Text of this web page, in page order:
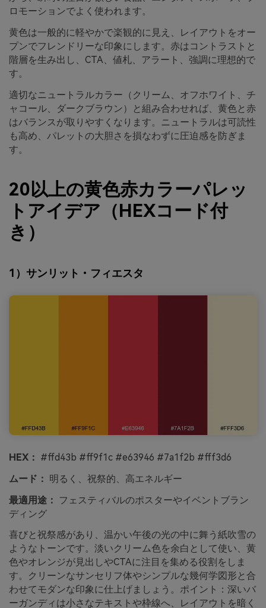
ロモーションでよく使われます。
黄色は一般的に軽やかで楽観的に見え、レイアウトをオー
プンでフレンドリーな印象にします。赤はコントラストと
階層を生み出し、CTA、値札、アラート、強調に理想的で
す。
適切なニュートラルカラー（クリーム、オフホワイト、チ
ャコール、ダークブラウン）と組み合わせれば、黄色と赤
はバランスが取りやすくなります。ニュートラルは可読性
も高め、パレットの大胆さを損なわずに圧迫感を防ぎま
す。
20以上の黄色赤カラーパレッ
トアイデア（HEXコード付
き）
1）サンリット・フィエスタ
HEX： #ffd43b #ff9f1c #e63946 #7a1f2b #fff3d6
ムード： 明るく、祝祭的、高エネルギー
最適用途：
フェスティバルのポスターやイベントブラン
ディング
喜びと祝祭感があり、温かい午後の光の中に舞う紙吹雪の
ようなトーンです。淡いクリーム色を余白として使い、黄
色やオレンジが見出しやCTAに注目を集める役割をしま
す。クリーンなサンセリフ体やシンプルな幾何学図形と合
わせてモダンな印象に仕上げましょう。ポイント：深いバ
ーガンディは小さなテキストや枠線へ、レイアウトを暗く